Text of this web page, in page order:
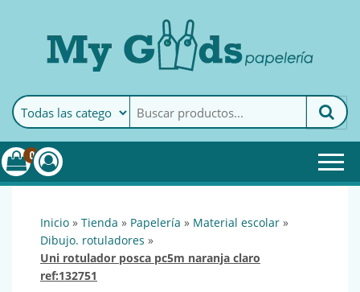
MyGoods · PapeleríaMy Goods es tu papelería
online de confianza. Podrás
encontrar todo lo necesario
0
inicio » tienda » papelería » material escolar »
dibujo. rotuladores »
uni rotulador posca pc5m naranja claro
ref:132751